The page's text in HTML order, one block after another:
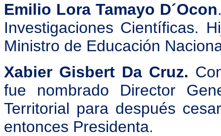
Emilio Lora Tamayo D´Ocon
Investigaciones Científicas.
Ministro de Educación
Xabier Gisbert Da Cruz.
fue nombrado Director
Territorial para después
entonces Presidenta.